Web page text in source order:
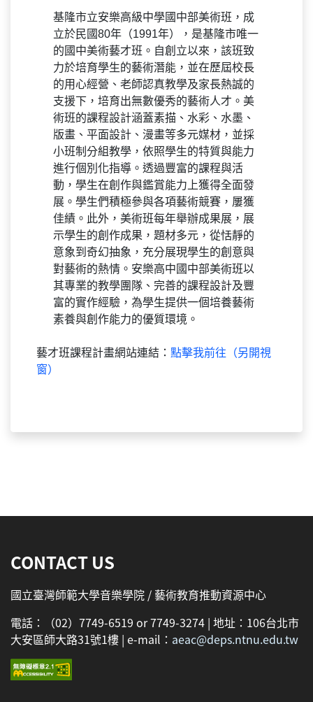
基隆市立安樂高級中學國中部美術班，成
立於民國80年（1991年），是基隆市唯一
的國中美術藝才班。自創立以來，該班致
力於培育學生的藝術潛能，並在歷屆校長
的用心經營、老師認真教學及家長熱誠的
支援下，培育出無數優秀的藝術人才。美
術班的課程設計涵蓋素描、水彩、水墨、
版畫、平面設計、漫畫等多元媒材，並採
小班制分組教學，依照學生的特質與能力
進行個別化指導。透過豐富的課程與活
動，學生在創作與鑑賞能力上獲得全面發
展。學生們積極參與各項藝術競賽，屢獲
佳績。此外，美術班每年舉辦成果展，展
示學生的創作成果，題材多元，從恬靜的
意象到奇幻抽象，充分展現學生的創意與
對藝術的熱情。安樂高中國中部美術班以
其專業的教學團隊、完善的課程設計及豐
富的實作經驗，為學生提供一個培養藝術
素養與創作能力的優質環境。
藝才班課程計畫網站連結： 點擊我前往（另開視
窗）
CONTACT US
國立臺灣師範大學音樂學院 / 藝術教育推動資源中心
電話：（02）7749-6519 or 7749-3274 | 地址：106台北市
大安區師大路31號1樓 | e-mail： aeac@deps.ntnu.edu.tw